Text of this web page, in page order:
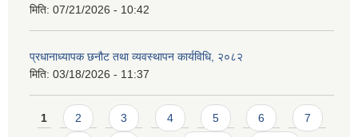
मिति: 07/21/2026 - 10:42
प्रधानाध्यापक छनौट तथा व्यवस्थापन कार्यविधि, २०८२
मिति: 03/18/2026 - 11:37
Pages
1 2 3 4 5 6 7